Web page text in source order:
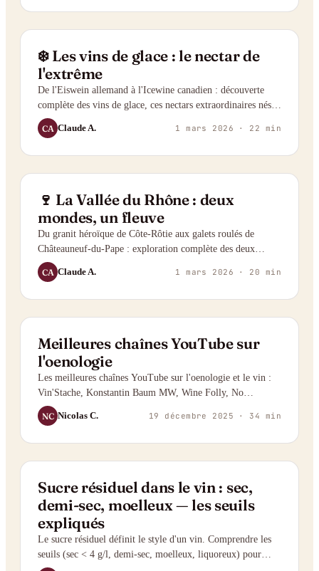
❄️ Les vins de glace : le nectar de
l'extrême
De l'Eiswein allemand à l'Icewine canadien : découverte
complète des vins de glace, ces nectars extraordinaires nés
du gel, entre histoire, technique, tour du monde et accords
gourmands.
CA Claude A. 1 mars 2026 · 22 min
🍷 La Vallée du Rhône : deux
mondes, un fleuve
Du granit héroïque de Côte-Rôtie aux galets roulés de
Châteauneuf-du-Pape : exploration complète des deux
visages viticoles de la Vallée du Rhône.
CA Claude A. 1 mars 2026 · 20 min
Meilleures chaînes YouTube sur
l'oenologie
Les meilleures chaînes YouTube sur l'oenologie et le vin :
Vin'Stache, Konstantin Baum MW, Wine Folly, No
Sediment et plus, en français et en anglais.
NC Nicolas C. 19 décembre 2025 · 34 min
Sucre résiduel dans le vin : sec,
demi-sec, moelleux — les seuils
expliqués
Le sucre résiduel définit le style d'un vin. Comprendre les
seuils (sec < 4 g/l, demi-sec, moelleux, liquoreux) pour